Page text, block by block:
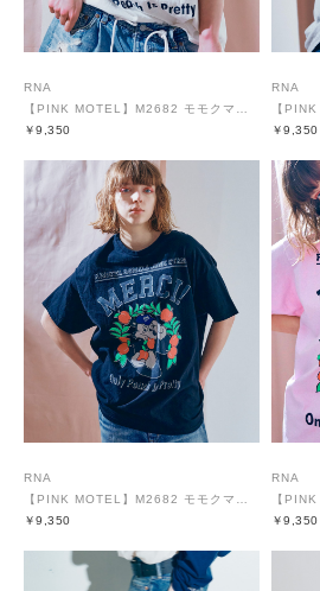
RNA
￥9,350
RNA
￥9,350
RNA
【PINK MOTEL】M2682 モモクマプリントTEE
￥9,350
RNA
￥9,350